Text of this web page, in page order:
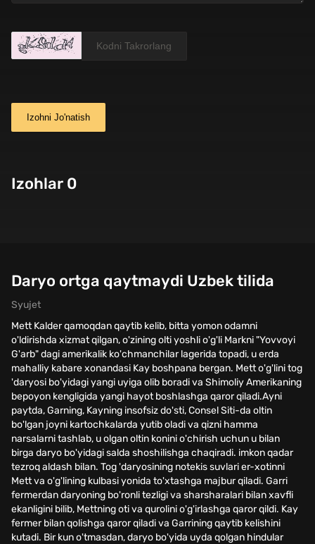
Izohni Jo'natish
Izohlar 0
Daryo ortga qaytmaydi Uzbek tilida
Syujet
Mett Kalder qamoqdan qaytib kelib, bitta yomon odamni
o'ldirishda xizmat qilgan, o'zining olti yoshli o'g'li Markni "Yovvoyi
G'arb" dagi amerikalik ko'chmanchilar lagerida topadi, u erda
mahalliy kabare xonandasi Kay boshpana bergan. Mett o'g'lini tog
'daryosi bo'yidagi yangi uyiga olib boradi va Shimoliy Amerikaning
bepoyon kengligida yangi hayot boshlashga qaror qiladi.Ayni
paytda, Garning, Kayning insofsiz do'sti, Consel Siti-da oltin
bo'lgan joyni kartochkalarda yutib oladi va qizni hamma
narsalarni tashlab, u olgan oltin konini o'chirish uchun u bilan
birga daryo bo'yidagi salda shoshilishga chaqiradi. imkon qadar
tezroq aldash bilan. Tog 'daryosining notekis suvlari er-xotinni
Mett va o'g'lining kulbasi yonida to'xtashga majbur qiladi. Garri
fermerdan daryoning bo'ronli tezligi va sharsharalari bilan xavfli
ekanligini bilib, Mettning oti va qurolini o'g'irlashga qaror qildi. Kay
fermer bilan qolishga qaror qiladi va Garrining qaytib kelishini
kutadi. Bir kun o'tmasdan, daryo bo'yida uyda qolgan hindular